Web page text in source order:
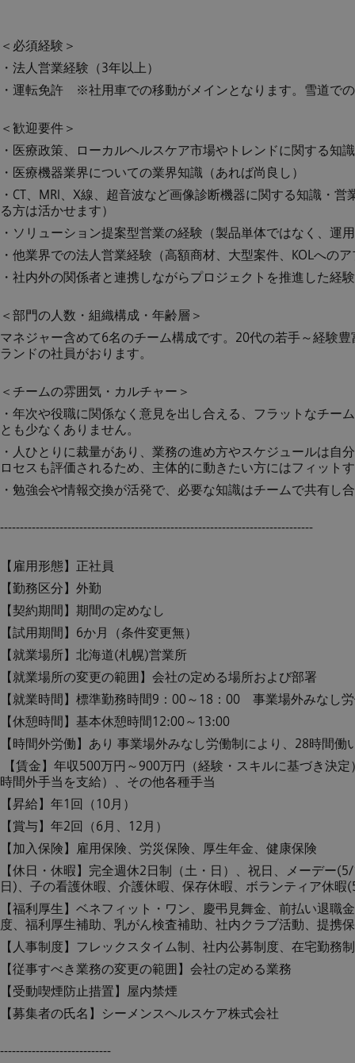
＜必須経験＞
・法人営業経験（3年以上）
・運転免許 ※社用車での移動がメインとなります。雪道で
＜歓迎要件＞
・ 医療政策、ローカルヘルスケア市場やトレンドに関する知
・医療機器業界についての業界知識（あれば尚良し）
・CT、MRI、X線、超音波など画像診断機器に関する知識・
る方は活かせます）
・ソリューション提案型営業の経験（製品単体ではなく、運
・他業界での法人営業経験（高額商材、大型案件、KOLへの
・社内外の関係者と連携しながらプロジェクトを推進した
＜部門の人数・組織構成・年齢層＞
マネジャー含めて6名のチーム構成です。20代の若手～経験
ランドの社員がおります。
＜チームの雰囲気・カルチャー＞
・年次や役職に関係なく意見を出し合える、フラットなチ
とも少なくありません。
・人ひとりに裁量があり、業務の進め方やスケジュールは
ロセスも評価されるため、主体的に動きたい方にはフィット
・勉強会や情報交換が活発で、必要な知識はチームで共有
-------------------------------------------------------------------------------
【雇用形態
【勤務区分】外勤
【契約期間】期
【試用期間】6か月（条件変更無）
【就業場所】北海道(札幌)営業所
【就業場所の変更の範囲】会社の定める場所および部署
【就業時間】標準勤務時間9：00～18：00 事業場外みなし
【休憩時間】基本休憩時間12:00～13:00
【時間外労働】あり 事業場外みなし労働制により、28時間働
【賃金】年収500万円～900万円（経験・スキルに基づき決
時間外手当を支給）、その他各種手当
【昇給】年1回（10月）
【賞与】年2回（6月、12月）
【加入保険】雇用保険、労災保険、厚生年金、健康保険
【休日・休暇】完全週休2日制（土・日）、祝日、メーデー
日)、子の看護休暇、介護休暇、保存休暇、ボランティア休
【福利厚生】ベネフィット・ワン、慶弔見舞金、前払い退
度、福利厚生補助、乳がん検査補助、社内クラブ活動、提携
【人事制度】フレックスタイム制、社内公募制度、在宅勤
【従事すべき業務の変更の範囲】会社の定める業務
【受動喫煙防止措置】屋内禁煙
【募集者の氏名】シーメンスヘルスケア株式会社
----------------------------